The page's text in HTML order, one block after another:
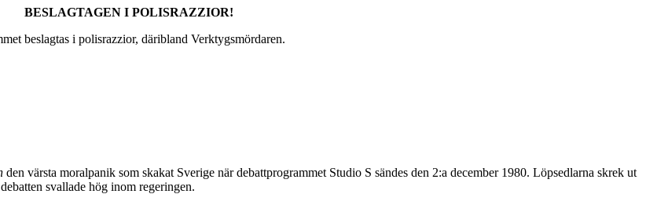
BESLAGTAGEN I POLISRAZZIOR!
beslagtas i polisrazzior, däribland Verktygsmördaren.
den värsta moralpanik som skakat Sverige när debattprogrammet Studio S sändes den 2:a december 1980. Löpsedlarna skrek ut
svallade hög inom regeringen.